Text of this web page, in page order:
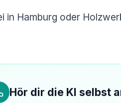
in Hamburg oder
Hör dir die KI selbst